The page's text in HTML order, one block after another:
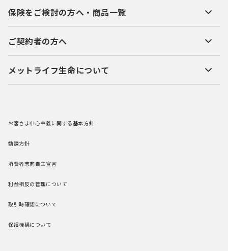
保険をご検討の方へ・商品一覧
ご契約者の方へ
メットライフ生命について
お客さま中心主義に関する基本方針
勧誘方針
消費者志向自主宣言
利益相反の管理について
取引時確認について
保護機構について